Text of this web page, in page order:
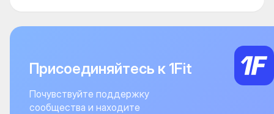
Присоединяйтесь к 1Fit
Почувствуйте поддержку
сообщества и находите